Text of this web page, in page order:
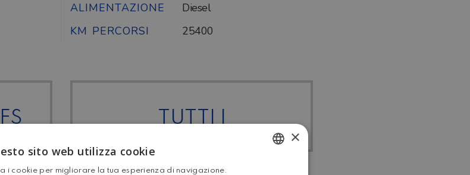
ALIMENTAZIONE
Diesel
KM PERCORSI
25400
TUTTI I
×
sito web utilizza cookie
i cookie per migliorare la tua esperienza di navigazione.